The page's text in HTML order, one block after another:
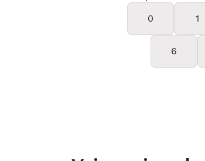
Quando são discutidas
regras de convívio não